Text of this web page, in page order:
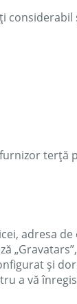
considerabil
terță
adresa de
și
a vă